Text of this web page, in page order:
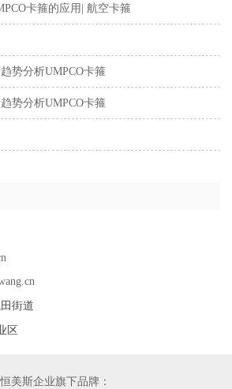
卡箍的应用| 航空卡箍
势分析UMPCO卡箍
势分析UMPCO卡箍
街道
区
恒美斯企业旗下品牌：